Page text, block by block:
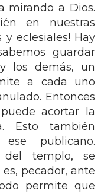
mirando a Dios.
en nuestras
y eclesiales! Hay
guardar
los demás, un
a cada uno
Entonces
acortar la
Esto también
publicano.
del templo, se
pecador, ante
permite que